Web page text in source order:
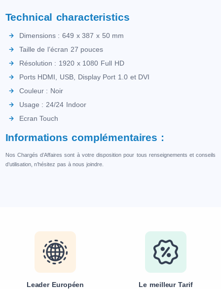
Technical characteristics
Dimensions : 649 x 387 x 50 mm
Taille de l’écran 27 pouces
Résolution : 1920 x 1080 Full HD
Ports HDMI, USB, Display Port 1.0 et DVI
Couleur : Noir
Usage : 24/24 Indoor
Ecran Touch
Informations complémentaires :
Nos Chargés d’Affaires sont à votre disposition pour tous renseignements et conseils
d’utilisation, n’hésitez pas à nous joindre.
Leader Européen Le meilleur Tarif